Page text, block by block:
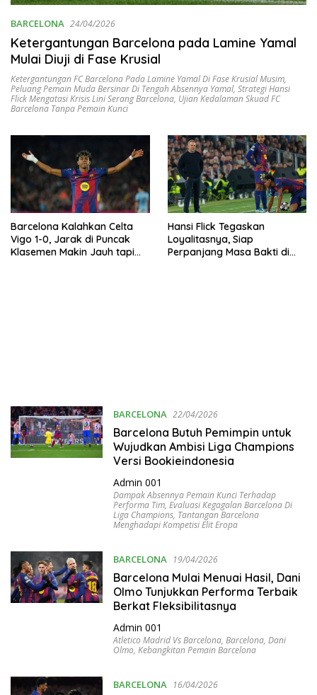
BARCELONA 24/04/2026
Ketergantungan Barcelona pada Lamine Yamal
Mulai Diuji di Fase Krusial
Ketergantungan FC Barcelona Pada Lamine Yamal Di Fase Krusial Musim,
Peluang Pemain Muda Bersinar Di Tengah Absennya Yamal, Strategi Hansi
Flick Mengatasi Krisis Lini Serang Barcelona, Ujian Kedalaman Skuad FC
Barcelona Tanpa Pemain Kunci
Barcelona Kalahkan Celta
Vigo 1-0, Jarak di Puncak
Klasemen Makin Jauh tapi
Hansi Flick Tegaskan
Loyalitasnya, Siap
Perpanjang Masa Bakti di
BARCELONA 22/04/2026
Barcelona Butuh Pemimpin untuk
Wujudkan Ambisi Liga Champions
Versi Bookieindonesia
Admin 001
Dampak Absennya Pemain Kunci Terhadap
Performa Tim, Evaluasi Kegagalan Barcelona Di
Liga Champions, Tantangan Barcelona
Menghadapi Kompetisi Elit Eropa
BARCELONA 19/04/2026
Barcelona Mulai Menuai Hasil, Dani
Olmo Tunjukkan Performa Terbaik
Berkat Fleksibilitasnya
Admin 001
Atletico Madrid Vs Barcelona, Barcelona, Dani
Olmo, Kebangkitan Pemain Barcelona
BARCELONA 16/04/2026